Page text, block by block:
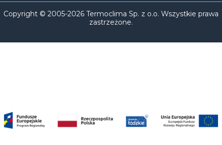
Copyright © 2005-2026 Termoclima Sp. z o.o. Wszystkie prawa
zastrzeżone.